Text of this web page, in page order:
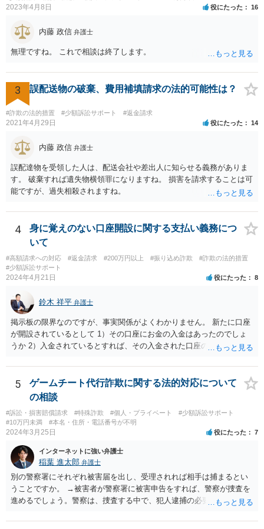
2023年4月8日 役にたった 16
内藤 政信 弁護士
無理ですね。 これで相談は終了します。
3 誤配送物の破棄、費用補填請求の法的可能性は？
#詐欺の法的措置 #少額訴訟サポート #返金請求
2021年4月29日 役にたった 14
内藤 政信 弁護士
誤配達物を受領した人は、配送会社や差出人に知らせる義務がありま
す。 破棄すれば遺失物横領罪になりますね。 損害を請求することは可
能ですが、過失相殺されますね。
4
身に覚えのない口座開設に関する支払い義務につ
いて
#高額請求への対応 #返金請求 #200万円以上 #振り込め詐欺
#詐欺の法的措置
#少額訴訟サポート
2024年4月21日 役にたった 8
鈴木 祥平 弁護士
掲示板の限界なのですが、事実関係がよくわかりません。 新たに口座
が開設されているとして 1）その口座にお金の入金はあったのでしょ
うか 2）入金されているとすれば、その入金された口座の資金は引き
がポイントですよね。口座を悪用する人は、「その口座に入ったお金
を手に入れる」ことが目的ですから、あなたがキャッシュカードを持
っている場合には、キャッシュカードで引き出すことはあなたしかで
きませんから、できるとすれば、ネット上あるいはアプリ上で第三者
に送金することくらいだと思います。あなたの名義の口座であるか
ら、お金の動きくらいは調べることが可能であると思います。 その上
ばいいだけの話だと思いますし、残っていないのであれば、第三者に
送金をされたか、引き出されたどちらかだと思います。第三者に送金
をされてしまっているのであれば、その資金を送金先に返金を求める
などの措置を講じる必要があるのではないでしょうか。
5
ゲームチート代行詐欺に関する法的対応について
の相談
#訴訟・損害賠償請求 #特殊詐欺 #個人・プライベート
#少額訴訟サポート
#10万円未満
#本名・住所・電話番号が不明
2024年3月25日 役にたった 7
インターネットに強い弁護士
稲葉 進太郎 弁護士
別の警察署にそれぞれ被害届を出し、受理されれば相手は捕まるとい
うことですか。 →被害者が警察署に被害申告をすれば、警察が捜査を
進めるでしょう。警察は、捜査する中で、犯人逮捕の必要と理由があ
進行するでしょう。捜査の結果、検察官において起訴の必要があると